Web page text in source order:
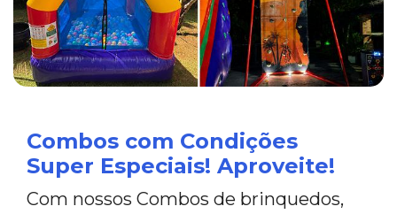
Combos com Condições
Super Especiais! Aproveite!
Com nossos Combos de brinquedos,